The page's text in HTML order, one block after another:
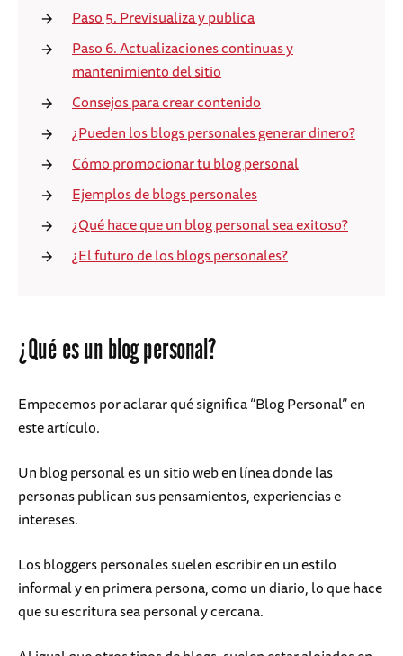
Paso 5. Previsualiza y publica
Paso 6. Actualizaciones continuas y
mantenimiento del sitio
Consejos para crear contenido
¿Pueden los blogs personales generar dinero?
Cómo promocionar tu blog personal
Ejemplos de blogs personales
¿Qué hace que un blog personal sea exitoso?
¿El futuro de los blogs personales?
¿Qué es un blog personal?
Empecemos por aclarar qué significa “Blog Personal” en
este artículo.
Un blog personal es un sitio web en línea donde las
personas publican sus pensamientos, experiencias e
intereses.
Los bloggers personales suelen escribir en un estilo
informal y en primera persona, como un diario, lo que hace
que su escritura sea personal y cercana.